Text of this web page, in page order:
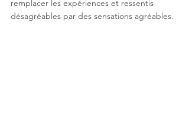
remplacer les expériences et ressentis
désagréables par des sensations agréables.